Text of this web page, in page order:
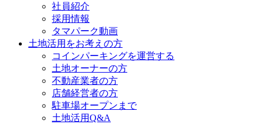
社員紹介
採用情報
タマパーク動画
土地活用をお考えの方
コインパーキングを運営する
土地オーナーの方
不動産業者の方
店舗経営者の方
駐車場オープンまで
土地活用Q&A